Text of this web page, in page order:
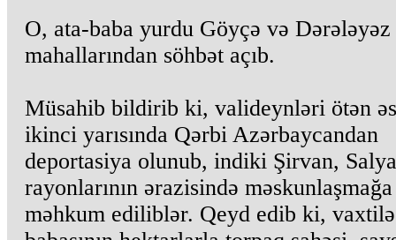
O, ata-baba yurdu Göyçə və Dərələyəz
mahallarından söhbət açıb.
Müsahib bildirib ki, valideynləri ötən
ikinci yarısında Qərbi Azərbaycandan
deportasiya olunub, indiki Şirvan,
rayonlarının ərazisində məskunlaşmağa
məhkum ediliblər. Qeyd edib ki, vaxtilə